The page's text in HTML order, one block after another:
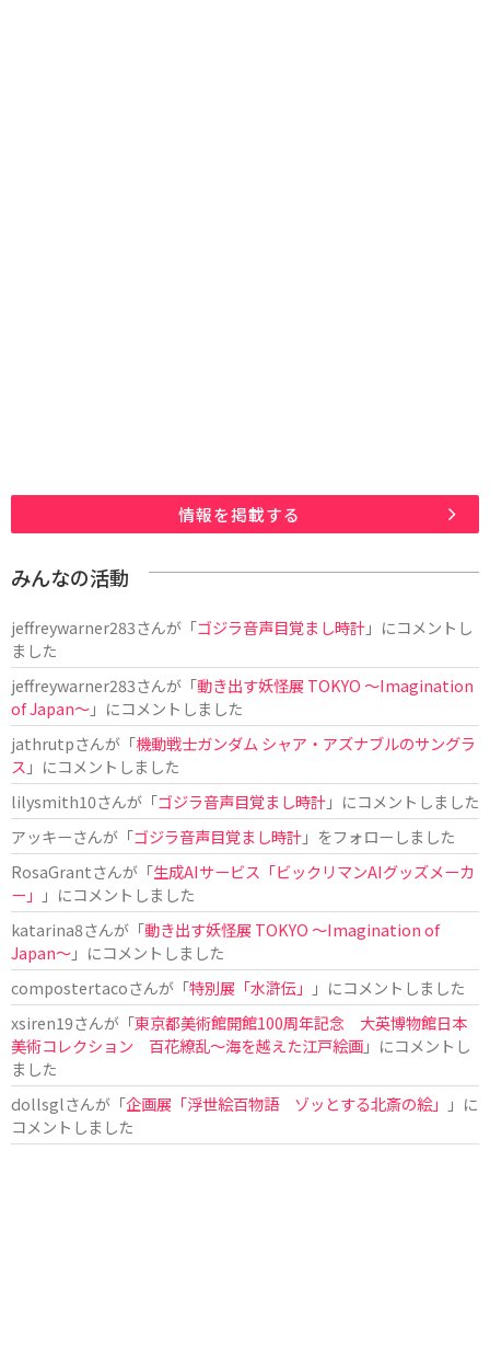
情報を掲載する
みんなの活動
jeffreywarner283さんが「ゴジラ音声目覚まし時計」にコメントし
ました
jeffreywarner283さんが「動き出す妖怪展 TOKYO 〜Imagination
of Japan〜」にコメントしました
jathrutpさんが「機動戦士ガンダム シャア・アズナブルのサングラ
ス 」にコメントしました
lilysmith10さんが「ゴジラ音声目覚まし時計」にコメントしました
アッキーさんが「ゴジラ音声目覚まし時計」をフォローしました
RosaGrantさんが「生成AIサービス「ビックリマンAIグッズメーカ
ー」
」にコメントしました
katarina8さんが「動き出す妖怪展 TOKYO 〜Imagination of
Japan〜」にコメントしました
compostertacoさんが「特別展「水滸伝」
」にコメントしました
xsiren19さんが「東京都美術館開館100周年記念 大英博物館日本
美術コレクション 百花繚乱～海を越えた江戸絵画」にコメントし
ました
dollsglさんが「企画展「浮世絵百物語 ゾッとする北斎の絵」
」に
コメントしました